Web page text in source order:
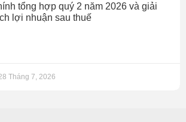
tổng hợp quý 2 năm 2026 và giải
lợi nhuận sau thuế
Tháng 7, 2026